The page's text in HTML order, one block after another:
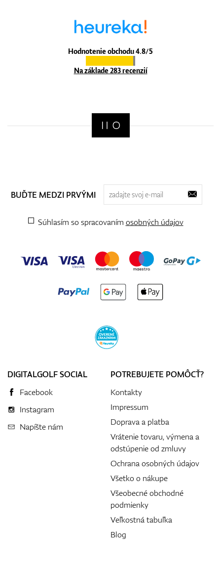
Hodnotenie obchodu 4.8/5
Na základe 283 recenzií
BUĎTE MEDZI PRVÝMI
Súhlasím so spracovaním osobných údajov
DIGITALGOLF SOCIAL
Facebook
Instagram
Napíšte nám
POTREBUJETE POMÔCŤ?
Kontakty
Impressum
Doprava a platba
Vrátenie tovaru, výmena a
odstúpenie od zmluvy
Ochrana osobných údajov
Všetko o nákupe
Všeobecné obchodné
podmienky
Veľkostná tabuľka
Blog